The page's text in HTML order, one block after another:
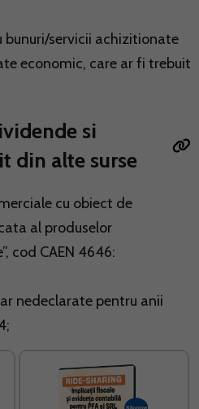
bunuri/servicii achizitionate
economic, care ar fi trebuit
si
din alte surse
cu obiect de
al produselor
cod CAEN 4646:
nedeclarate pentru anii